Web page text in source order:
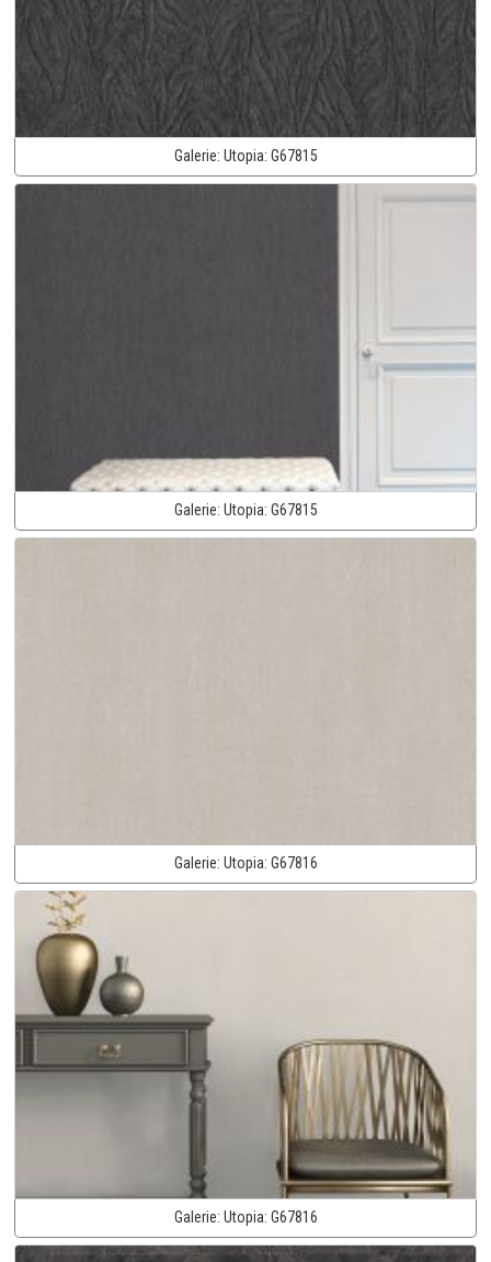
Galerie: Utopia: G67815
Galerie: Utopia: G67815
Galerie: Utopia: G67816
Galerie: Utopia: G67816